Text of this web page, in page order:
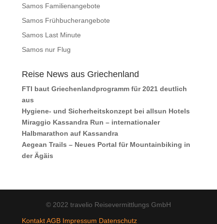
Samos Familienangebote
Samos Frühbucherangebote
Samos Last Minute
Samos nur Flug
Reise News aus Griechenland
FTI baut Griechenlandprogramm für 2021 deutlich
aus
Hygiene- und Sicherheitskonzept bei allsun Hotels
Miraggio Kassandra Run – internationaler
Halbmarathon auf Kassandra
Aegean Trails – Neues Portal für Mountainbiking in
der Ägäis
© 2022 travelio Reisevermittlungs GmbH
Kontakt AGB Impressum Datenschutz